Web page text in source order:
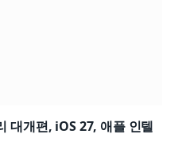
대개편, iOS 27, 애플 인텔